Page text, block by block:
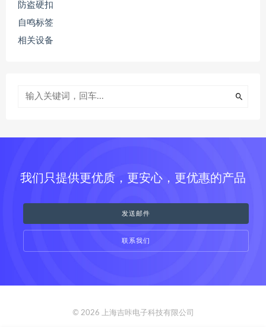
防盗硬扣
自鸣标签
相关设备
我们只提供更优质，更安心，更优惠的产品
发送邮件
联系我们
© 2026 上海吉咔电子科技有限公司